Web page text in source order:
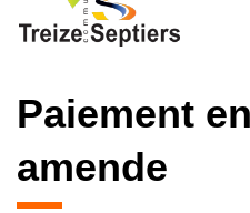
contenu
pied
Paiement
amende